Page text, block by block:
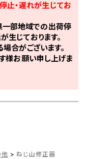
止・遅れが生じてお
一部地域での出荷停
生じております。
合がございます。
様お願い申し上げま
他 > ねじ山修正器